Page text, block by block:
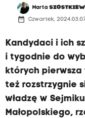
Marta
date_range Czwartek,
Kandydaci i ich
i tygodnie do
których pierwsza
też rozstrzygnie
władzę w
Małopolskiego,